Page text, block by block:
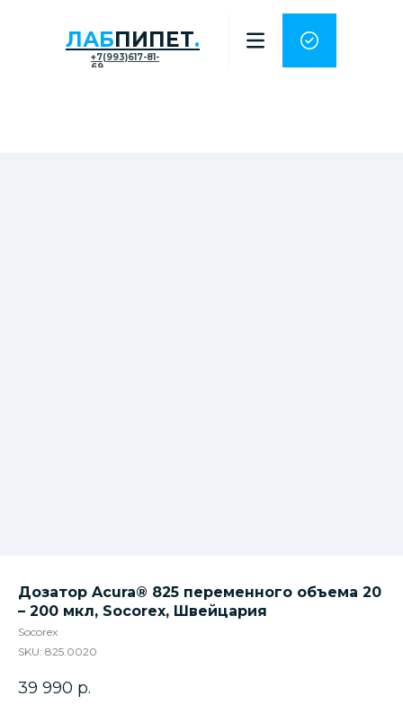
ЛАБПИПЕТ.
+7(993)617-81-
69
Дозатор Acura® 825 переменного объема 20
– 200 мкл, Socorex, Швейцария
Socorex
SKU: 825.0020
39 990 р.